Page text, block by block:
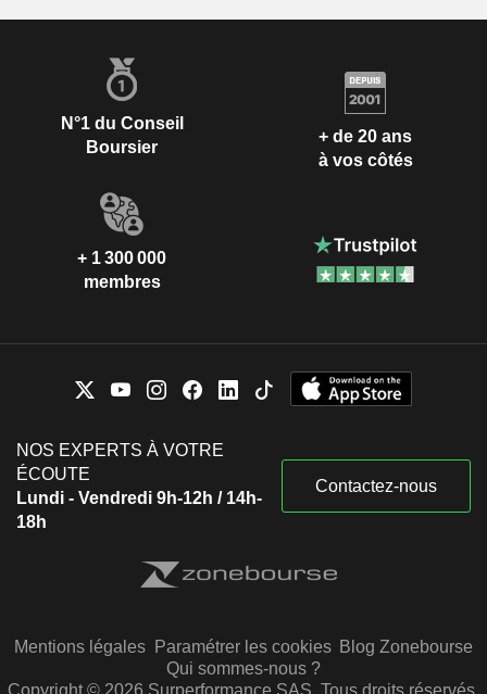
N°1 du Conseil
Boursier
+ de 20 ans
à vos côtés
+ 1 300 000
membres
NOS EXPERTS À VOTRE
ÉCOUTE
Lundi - Vendredi 9h-12h / 14h-
18h
Contactez-nous
Mentions légales Paramétrer les cookies Blog Zonebourse
Qui sommes-nous ?
Copyright © 2026 Surperformance SAS. Tous droits réservés.